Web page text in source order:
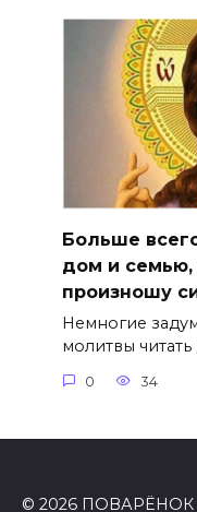
Больше
дом и
произношу
Немногие
молитвы
0 34
© 2026 ПОВАРЁНОК